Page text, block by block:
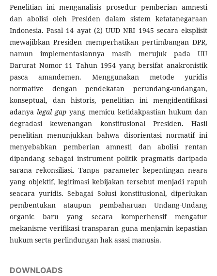
Penelitian ini menganalisis prosedur pemberian amnesti
dan abolisi oleh Presiden dalam sistem ketatanegaraan
Indonesia. Pasal 14 ayat (2) UUD NRI 1945 secara eksplisit
mewajibkan Presiden memperhatikan pertimbangan DPR,
namun implementasiannya masih merujuk pada UU
Darurat Nomor 11 Tahun 1954 yang bersifat anakronistik
pasca amandemen. Menggunakan metode yuridis
normative dengan pendekatan perundang-undangan,
konseptual, dan historis, penelitian ini mengidentifikasi
adanya legal gap yang memicu ketidakpastian hukum dan
degradasi kewenangan konstitusional Presiden. Hasil
penelitian menunjukkan bahwa disorientasi normatif ini
menyebabkan pemberian amnesti dan abolisi rentan
dipandang sebagai instrument politik pragmatis daripada
sarana rekonsiliasi. Tanpa parameter kepentingan neara
yang objektif, legitimasi kebijakan tersebut menjadi rapuh
seacara yuridis. Sebagai Solusi konstitusional, diperlukan
pembentukan ataupun pembaharuan Undang-Undang
organic baru yang secara komperhensif mengatur
mekanisme verifikasi transparan guna menjamin kepastian
hukum serta perlindungan hak asasi manusia.
DOWNLOADS